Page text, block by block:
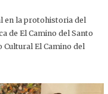
en la protohistoria del
de El Camino del Santo
El Camino del